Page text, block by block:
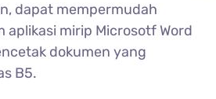
dapat mempermudah
aplikasi mirip Microsotf Word
dokumen yang
B5.